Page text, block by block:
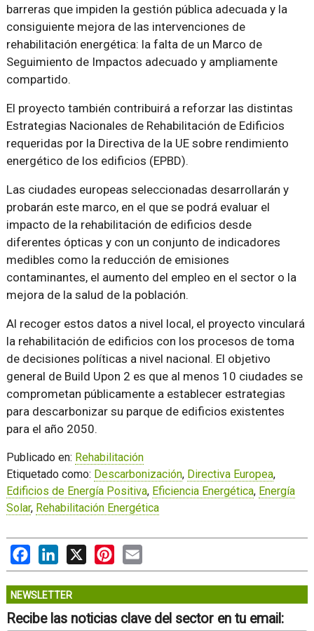
barreras que impiden la gestión pública adecuada y la
consiguiente mejora de las intervenciones de
rehabilitación energética: la falta de un Marco de
Seguimiento de Impactos adecuado y ampliamente
compartido.
El proyecto también contribuirá a reforzar las distintas
Estrategias Nacionales de Rehabilitación de Edificios
requeridas por la Directiva de la UE sobre rendimiento
energético de los edificios (EPBD).
Las ciudades europeas seleccionadas desarrollarán y
probarán este marco, en el que se podrá evaluar el
impacto de la rehabilitación de edificios desde
diferentes ópticas y con un conjunto de indicadores
medibles como la reducción de emisiones
contaminantes, el aumento del empleo en el sector o la
mejora de la salud de la población.
Al recoger estos datos a nivel local, el proyecto vinculará
la rehabilitación de edificios con los procesos de toma
de decisiones políticas a nivel nacional. El objetivo
general de Build Upon 2 es que al menos 10 ciudades se
comprometan públicamente a establecer estrategias
para descarbonizar su parque de edificios existentes
para el año 2050.
Publicado en: Rehabilitación
Etiquetado como: Descarbonización, Directiva Europea,
Edificios de Energía Positiva, Eficiencia Energética, Energía
Solar, Rehabilitación Energética
FacebookLinkedIn
X PinterestEmail
NEWSLETTER
Recibe las noticias clave del sector en tu email: